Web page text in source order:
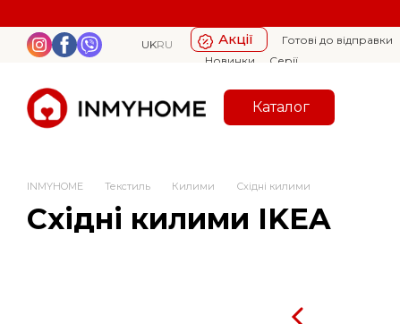
UKRU Акції Готові до відправки
Новинки
Серії
Каталог
INMYHOME Текстиль Килими Східні килими
Східні килими IKEA